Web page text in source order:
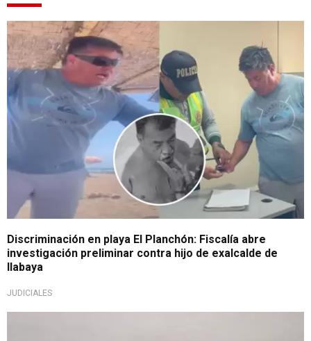
Último
Discriminación en playa El Planchón: Fiscalía abre
investigación preliminar contra hijo de exalcalde de
Ilabaya
JUDICIALES